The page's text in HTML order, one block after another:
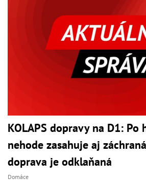
KOLAPS dopravy na D1: Po
nehode zasahuje aj
doprava je odklaňaná
Domáce